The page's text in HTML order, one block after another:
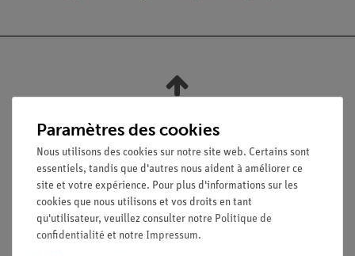
Légal
Contact
Conditions générales de vente
Paramètres des cookies
Nous utilisons des cookies sur notre site web. Certains sont
essentiels, tandis que d'autres nous aident à améliorer ce
site et votre expérience. Pour plus d'informations sur les
cookies que nous utilisons et vos droits en tant
qu'utilisateur, veuillez consulter notre Politique de
confidentialité et notre Impressum.